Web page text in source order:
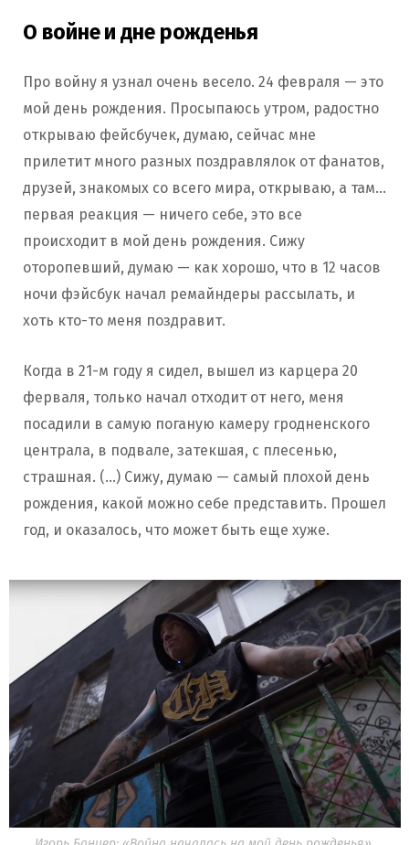
О войне и дне рожденья
Про войну я узнал очень весело. 24 февраля — это
мой день рождения. Просыпаюсь утром, радостно
открываю фейсбучек, думаю, сейчас мне
прилетит много разных поздравлялок от фанатов,
друзей, знакомых со всего мира, открываю, а там…
первая реакция — ничего себе, это все
происходит в мой день рождения. Сижу
оторопевший, думаю — как хорошо, что в 12 часов
ночи фэйсбук начал ремайндеры рассылать, и
хоть кто-то меня поздравит.
Когда в 21-м году я сидел, вышел из карцера 20
ферваля, только начал отходит от него, меня
посадили в самую поганую камеру гродненского
централа, в подвале, затекшая, с плесенью,
страшная. (…) Сижу, думаю — самый плохой день
рождения, какой можно себе представить. Прошел
год, и оказалось, что может быть еще хуже.